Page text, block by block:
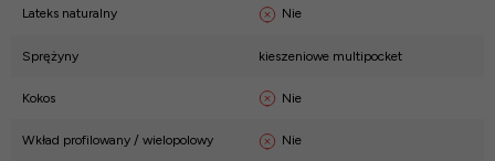
Lateks naturalny Nie
Sprężyny kieszeniowe multipocket
Kokos Nie
Wkład profilowany / wielopolowy Nie